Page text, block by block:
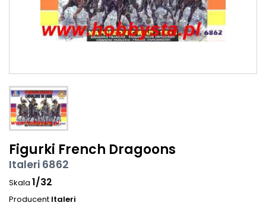
Figurki French Dragoons
Italeri 6862
Skala 1/32
Producent Italeri